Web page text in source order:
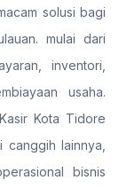
solusi bagi
mulai dari
inventori,
usaha.
Kota Tidore
lainnya,
bisnis